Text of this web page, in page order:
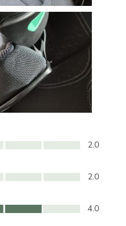
2.0
5
2.0
4.0